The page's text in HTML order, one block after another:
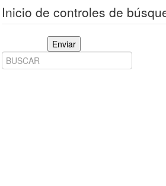
Inicio de controles de
Enviar